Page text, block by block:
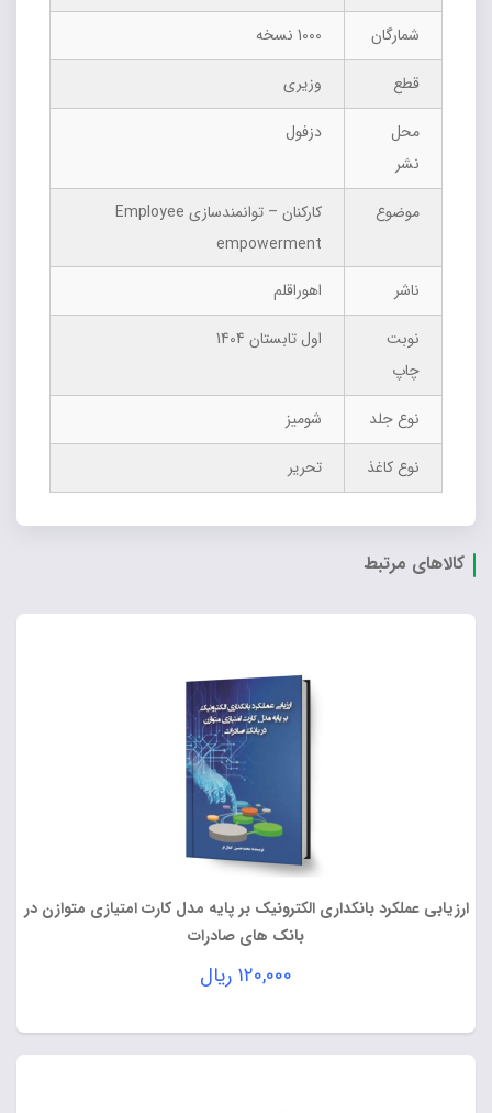
شمارگان
1000 نسخه
قطع
وزیری
محل
نشر
دزفول
موضوع
کارکنان – توانمندسازی Employee
empowerment
ناشر
اهوراقلم
نوبت
چاپ
اول تابستان 1404
نوع جلد
شومیز
نوع کاغذ
تحریر
کالاهای مرتبط
ارزیابی عملکرد بانکداری الکترونیک بر پایه مدل کارت امتیازی متوازن در
بانک های صادرات
۱۲۰,۰۰۰ ریال